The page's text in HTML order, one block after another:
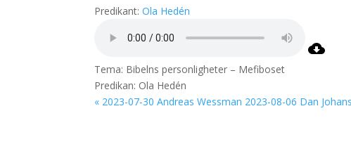
Predikant: Ola Hedén
Tema: Bibelns personligheter – Mefiboset
Predikan: Ola Hedén
« 2023-07-30 Andreas Wessman 2023-08-06 Dan